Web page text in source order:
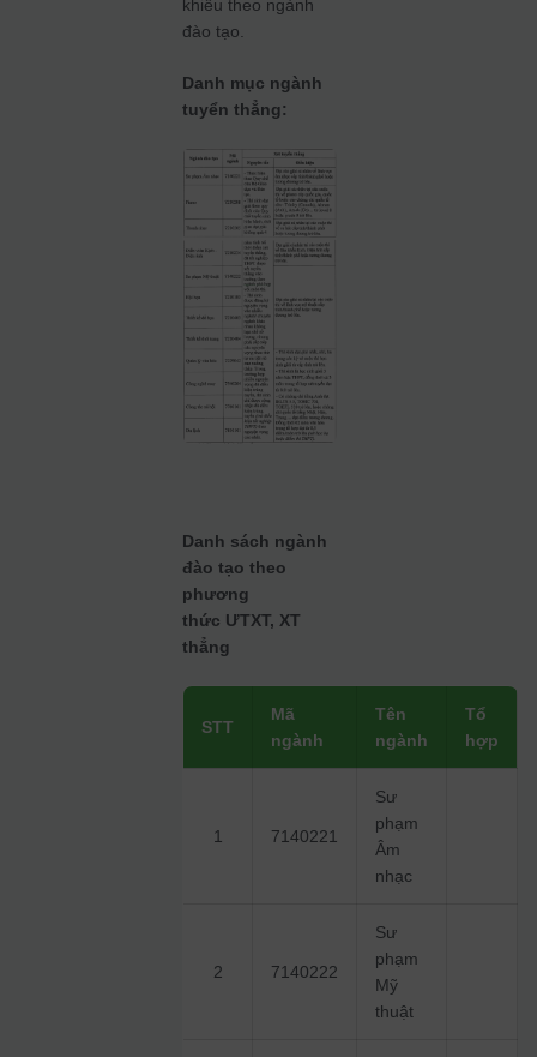
khiếu theo ngành
đào tạo.
Danh mục ngành
tuyển thẳng:
Danh sách ngành
đào tạo theo
phương
thức ƯTXT, XT
thẳng
STT
Mã
ngành
Tên
ngành
Tổ
hợp
1 7140221
Sư
phạm
Âm
nhạc
2 7140222
Sư
phạm
Mỹ
thuật